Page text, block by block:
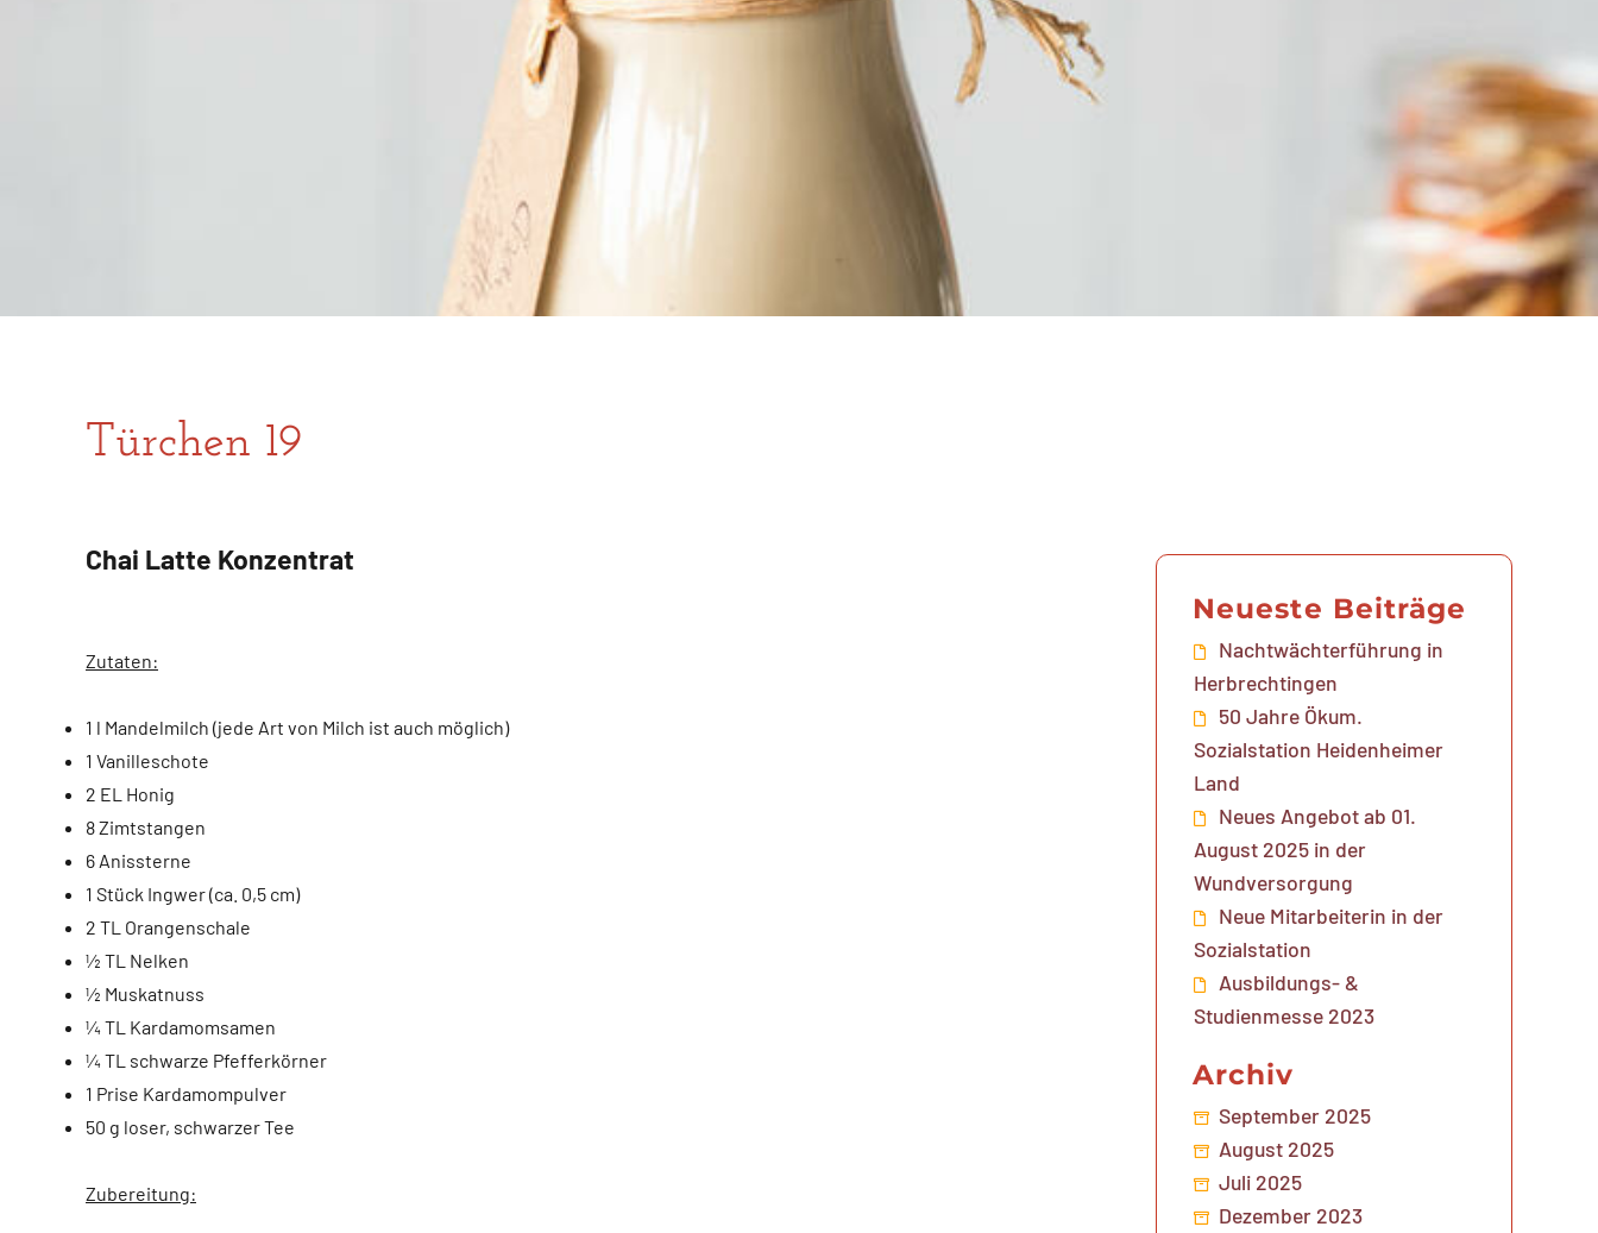
Türchen 19
Chai Latte Konzentrat
Zutaten:
1 l Mandelmilch (jede Art von Milch ist auch möglich)
1 Vanilleschote
2 EL Honig
8 Zimtstangen
6 Anissterne
1 Stück Ingwer (ca. 0,5 cm)
2 TL Orangenschale
½ TL Nelken
½ Muskatnuss
¼ TL Kardamomsamen
¼ TL schwarze Pfefferkörner
1 Prise Kardamompulver
50 g loser, schwarzer Tee
Zubereitung:
Neueste Beiträge
Nachtwächterführung in
Herbrechtingen
50 Jahre Ökum.
Sozialstation Heidenheimer
Land
Neues Angebot ab 01.
August 2025 in der
Wundversorgung
Neue Mitarbeiterin in der
Sozialstation
Ausbildungs- &
Studienmesse 2023
Archiv
September 2025
August 2025
Juli 2025
Dezember 2023